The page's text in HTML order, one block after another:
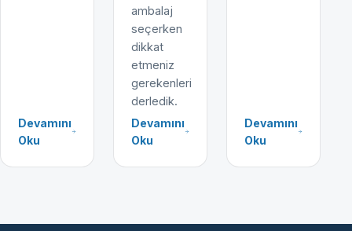
Devamını
Oku
ambalaj
seçerken
dikkat
etmeniz
gerekenleri
derledik.
Devamını
Oku
Devamını
Oku